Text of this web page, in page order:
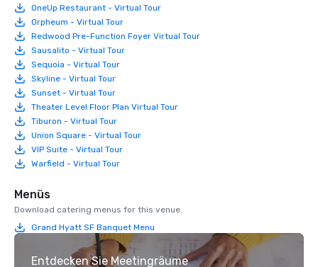
OneUp Restaurant - Virtual Tour
Orpheum - Virtual Tour
Redwood Pre-Function Foyer Virtual Tour
Sausalito - Virtual Tour
Sequoia - Virtual Tour
Skyline - Virtual Tour
Sunset - Virtual Tour
Theater Level Floor Plan Virtual Tour
Tiburon - Virtual Tour
Union Square - Virtual Tour
VIP Suite - Virtual Tour
Warfield - Virtual Tour
Menüs
Download catering menus for this venue.
Grand Hyatt SF Banquet Menu
Entdecken Sie Meetingräume